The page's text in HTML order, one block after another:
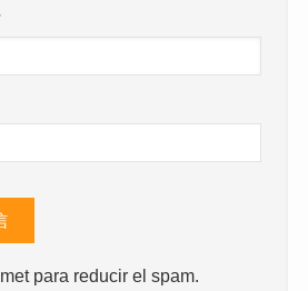
para reducir el spam.